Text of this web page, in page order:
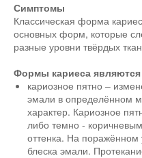
Симптомы
Классическая форма
основных форм, которые
разные уровни твёрдых
Формы кариеса
кариозное пятно –
эмали в определённом
характер. Кариозное
либо темно -
оттенка. На поражённом
блеска эмали.